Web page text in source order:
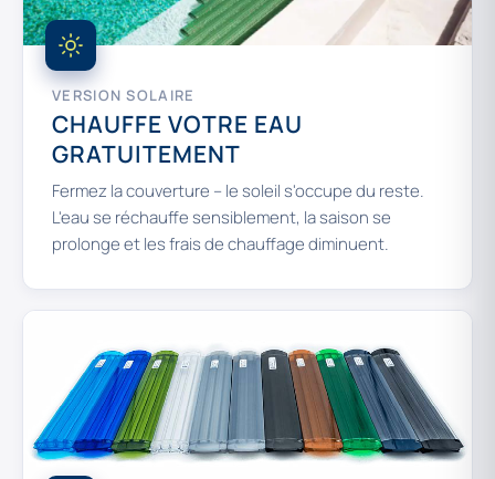
VERSION SOLAIRE
CHAUFFE VOTRE EAU
GRATUITEMENT
Fermez la couverture – le soleil s'occupe du reste.
L'eau se réchauffe sensiblement, la saison se
prolonge et les frais de chauffage diminuent.